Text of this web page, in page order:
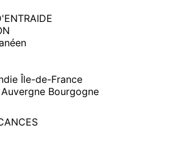
Île-de-France
Bourgogne